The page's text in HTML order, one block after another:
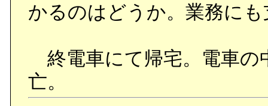
かるのはどうか。業務に
終電車にて帰宅。電車の
亡。